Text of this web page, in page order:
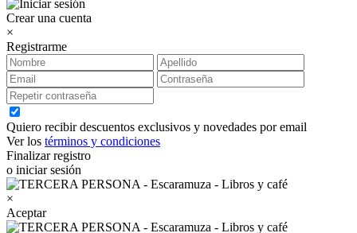
Crear una cuenta
×
Registrarme
Quiero recibir descuentos exclusivos y novedades por email
Ver los términos y condiciones
Finalizar registro
o iniciar sesión
×
Aceptar